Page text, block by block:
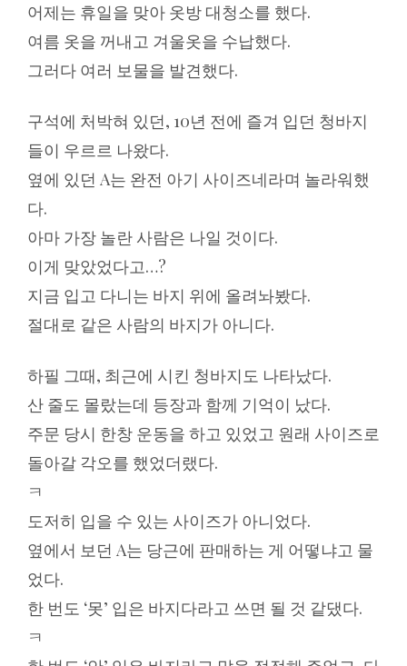
어제는 휴일을 맞아 옷방 대청소를 했다.
여름 옷을 꺼내고 겨울옷을 수납했다.
그러다 여러 보물을 발견했다.
구석에 처박혀 있던, 10년 전에 즐겨 입던 청바지
들이 우르르 나왔다.
옆에 있던 A는 완전 아기 사이즈네라며 놀라워했
다.
아마 가장 놀란 사람은 나일 것이다.
이게 맞았었다고…?
지금 입고 다니는 바지 위에 올려놔봤다.
절대로 같은 사람의 바지가 아니다.
하필 그때, 최근에 시킨 청바지도 나타났다.
산 줄도 몰랐는데 등장과 함께 기억이 났다.
주문 당시 한창 운동을 하고 있었고 원래 사이즈로
돌아갈 각오를 했었더랬다.
ㅋ
도저히 입을 수 있는 사이즈가 아니었다.
옆에서 보던 A는 당근에 판매하는 게 어떻냐고 물
었다.
한 번도 ‘못’ 입은 바지다라고 쓰면 될 것 같댔다.
ㅋ